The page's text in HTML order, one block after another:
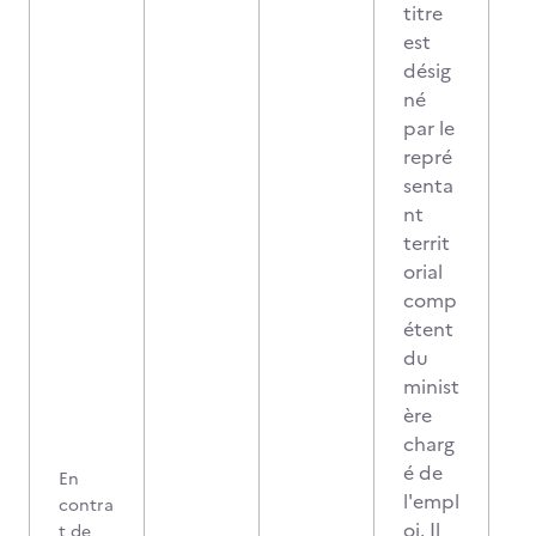
En
contra
titre
est
désig
né
par le
repré
senta
nt
territ
orial
comp
étent
du
minist
ère
charg
é de
l'empl
oi. Il